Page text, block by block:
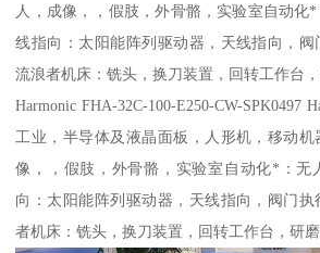
人，成像，，假肢，外骨骼，实验室自动化
线指向：太阳能阵列驱动器，天线指向，
流浪者机床：铣头，换刀装置，回转工作台
Harmonic FHA-32C-100-E250-CW-SPK0497
工业，半导体及液晶面板，人形机，移动
像，，假肢，外骨骼，实验室自动化*：无
向：太阳能阵列驱动器，天线指向，阀门
者机床：铣头，换刀装置，回转工作台，研